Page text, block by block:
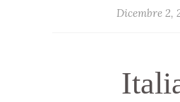
Dicembre 2,